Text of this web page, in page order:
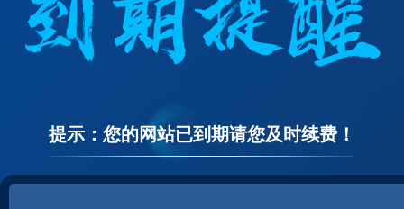
提示：您的网站已到期请您及时续费！